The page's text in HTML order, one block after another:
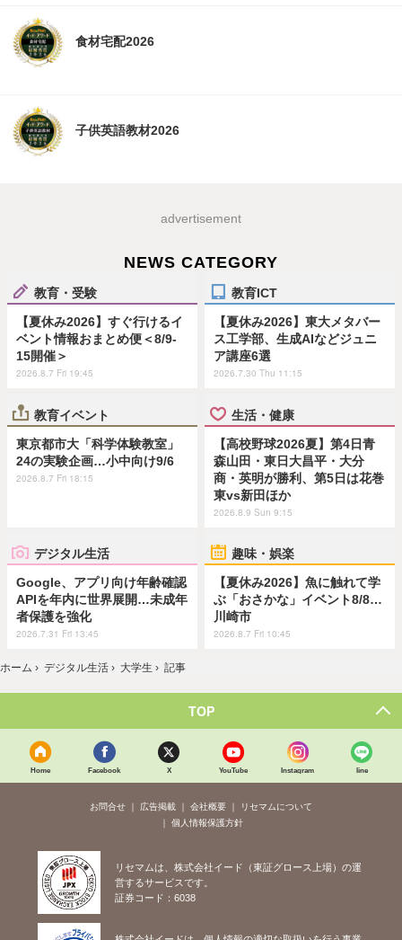
食材宅配2026
子供英語教材2026
advertisement
NEWS CATEGORY
教育・受験
【夏休み2026】すぐ行けるイ
ベント情報おまとめ便＜8/9-
15開催＞
2026.8.7 Fri 19:45
教育ICT
【夏休み2026】東大メタバー
ス工学部、生成AIなどジュニ
ア講座6選
2026.7.30 Thu 11:15
教育イベント
東京都市大「科学体験教室」
24の実験企画…小中向け9/6
2026.8.7 Fri 18:15
生活・健康
【高校野球2026夏】第4日青
森山田・東日大昌平・大分
商・英明が勝利、第5日は花巻
東vs新田ほか
2026.8.9 Sun 9:15
デジタル生活
Google、アプリ向け年齢確認
APIを年内に世界展開…未成年
者保護を強化
2026.7.31 Fri 13:45
趣味・娯楽
【夏休み2026】魚に触れて学
ぶ「おさかな」イベント8/8…
川崎市
2026.8.7 Fri 10:45
ホーム › デジタル生活 › 大学生 › 記事
TOP
Home Facebook X YouTube Instagram line
お問合せ 広告掲載 会社概要
リセマムについて
個人情報保護方針
リセマムは、株式会社イード（東証グロース上場）の運
営するサービスです。
証券コード：6038